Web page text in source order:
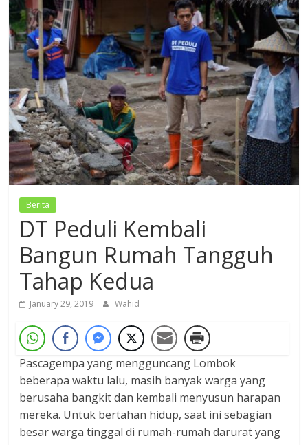
Dzikir,
Fikir,
Ikhtiar
Berita
DT Peduli Kembali
Bangun Rumah Tangguh
Tahap Kedua
January 29, 2019 Wahid
Pascagempa yang mengguncang Lombok
beberapa waktu lalu, masih banyak warga yang
berusaha bangkit dan kembali menyusun harapan
mereka. Untuk bertahan hidup, saat ini sebagian
besar warga tinggal di rumah-rumah darurat yang